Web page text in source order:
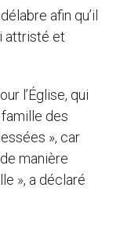
afin qu’il
attristé et
l’Église, qui
des
», car
manière
», a déclaré